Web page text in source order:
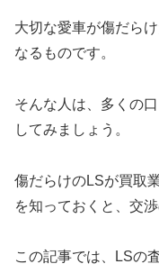
大切な愛車が傷だら
なるものです。
そんな人は、多くの
してみましょう。
傷だらけのLSが買取
を知っておくと、交
この記事では、LSの